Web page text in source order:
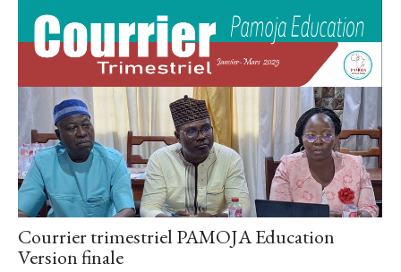
Courrier trimestriel PAMOJA Education
Version finale